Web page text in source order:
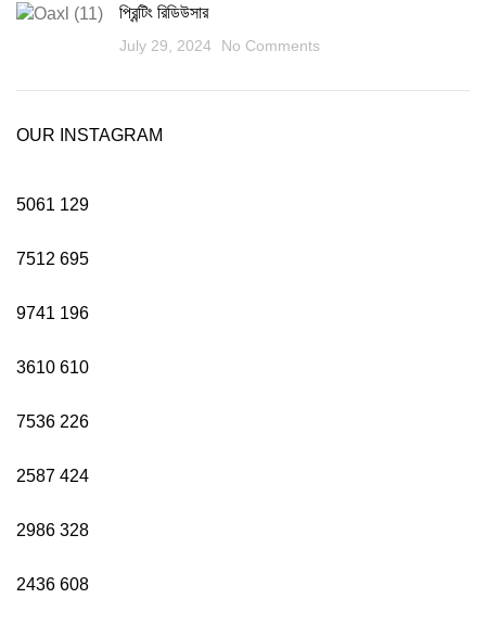
প্রিন্টিং রিডিউসার
July 29, 2024 No Comments
OUR INSTAGRAM
5061 129
7512 695
9741 196
3610 610
7536 226
2587 424
2986 328
2436 608